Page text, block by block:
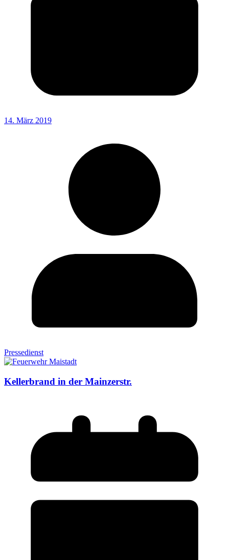
14. März 2019
Pressedienst
Kellerbrand in der Mainzerstr.